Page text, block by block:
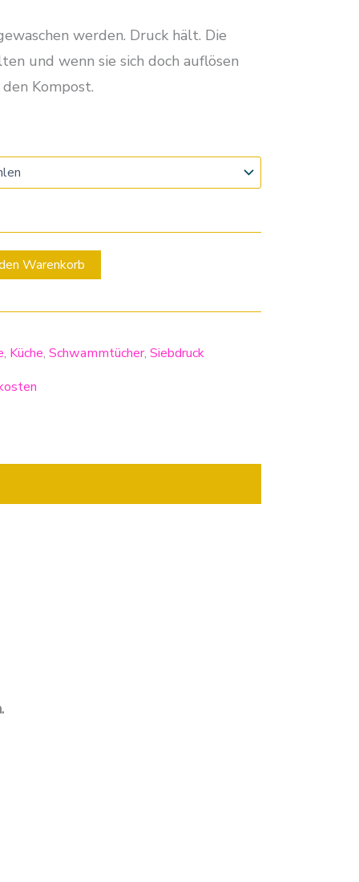
werden. Druck hält. Die
und wenn sie sich doch auflösen
Kompost.
Warenkorb
, Küche, Schwammtücher, Siebdruck